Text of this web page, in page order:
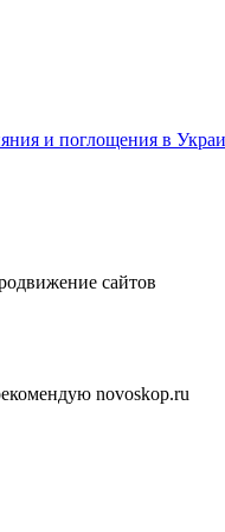
и поглощения в
novoskop.ru